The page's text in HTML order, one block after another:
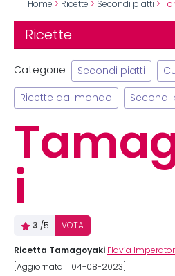
Home > Ricette > Secondi piatti >
Ricette
Categorie Secondi piatti
Ricette dal mondo Secondi
i
3 /5 VOTA
Ricetta Tamagoyaki Flavia
[Aggiornata il 04-08-2023]